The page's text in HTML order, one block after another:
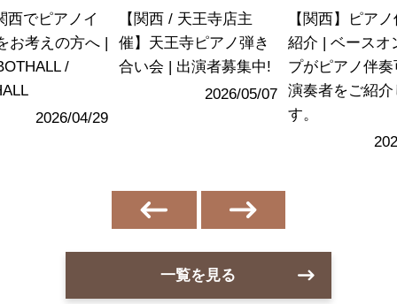
西でピアノイ
お考えの方へ |
/
2026/04/29
【関西 / 天王寺店主
催】天王寺ピアノ弾き
合い会 | 出演者募集中!
2026/05/07
【関西】ピア
紹介 | ベースオ
プがピアノ伴
演奏者をご紹
す。
一覧を見る